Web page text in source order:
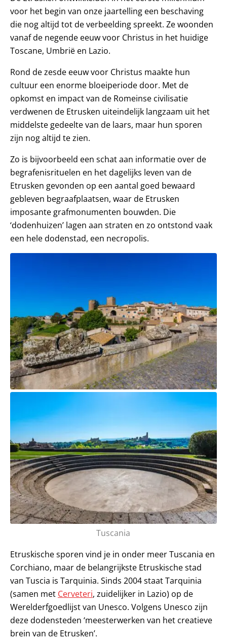
voor het begin van onze jaartelling een beschaving
die nog altijd tot de verbeelding spreekt. Ze woonden
vanaf de negende eeuw voor Christus in het huidige
Toscane, Umbrië en Lazio.
Rond de zesde eeuw voor Christus maakte hun
cultuur een enorme bloeiperiode door. Met de
opkomst en impact van de Romeinse civilisatie
verdwenen de Etrusken uiteindelijk langzaam uit het
middelste gedeelte van de laars, maar hun sporen
zijn nog altijd te zien.
Zo is bijvoorbeeld een schat aan informatie over de
begrafenisrituelen en het dagelijks leven van de
Etrusken gevonden op een aantal goed bewaard
gebleven begraafplaatsen, waar de Etrusken
imposante grafmonumenten bouwden. Die
‘dodenhuizen’ lagen aan straten en zo ontstond vaak
een hele dodenstad, een necropolis.
Tuscania
Etruskische sporen vind je in onder meer Tuscania en
Corchiano, maar de belangrijkste Etruskische stad
van Tuscia is Tarquinia. Sinds 2004 staat Tarquinia
(samen met Cerveteri, zuidelijker in Lazio) op de
Werelderfgoedlijst van Unesco. Volgens Unesco zijn
deze dodensteden ‘meesterwerken van het creatieve
brein van de Etrusken’.